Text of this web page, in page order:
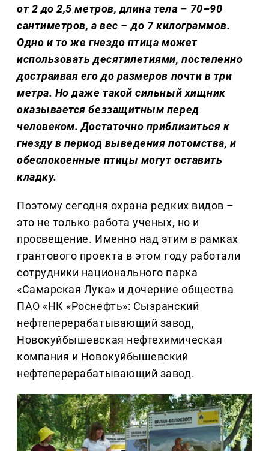
от 2 до 2,5 метров, длина тела – 70–90
сантиметров, а вес – до 7 килограммов.
Одно и то же гнездо птица может
использовать десятилетиями, постепенно
достраивая его до размеров почти в три
метра. Но даже такой сильный хищник
оказывается беззащитным перед
человеком. Достаточно приблизиться к
гнезду в период выведения потомства, и
обеспокоенные птицы могут оставить
кладку.
Поэтому сегодня охрана редких видов –
это не только работа ученых, но и
просвещение. Именно над этим в рамках
грантового проекта в этом году работали
сотрудники национального парка
«Самарская Лука» и дочерние общества
ПАО «НК «Роснефть»: Сызранский
нефтеперерабатывающий завод,
Новокуйбышевская нефтехимическая
компания и Новокуйбышевский
нефтеперерабатывающий завод.